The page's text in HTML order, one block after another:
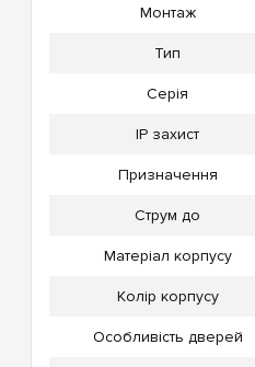
Монтаж
Тип
Серія
IP захист
Призначення
Струм до
Матеріал корпусу
Колір корпусу
Особливість дверей